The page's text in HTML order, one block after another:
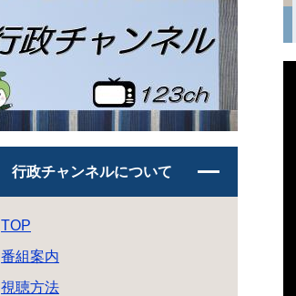
行政チャンネルについて
TOP
番組案内
視聴方法